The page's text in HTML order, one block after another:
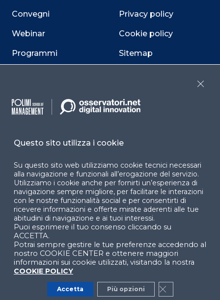
Convegni
Webinar
Programmi
Privacy policy
Cookie policy
Sitemap
Cookie Center
YouTube X
© 2024 Copyright © Politecnico di Milano Dipartimento
Questo sito utilizza i cookie
Su questo sito web utilizziamo cookie tecnici necessari
alla navigazione e funzionali all’erogazione del servizio.
Utilizziamo i cookie anche per fornirti un’esperienza di
navigazione sempre migliore, per facilitare le interazioni
con le nostre funzionalità social e per consentirti di
ricevere informazioni e offerte mirate aderenti alle tue
abitudini di navigazione e ai tuoi interessi.
Puoi esprimere il tuo consenso cliccando su
ACCETTA.
Potrai sempre gestire le tue preferenze accedendo al
nostro COOKIE CENTER e ottenere maggiori
informazioni sui cookie utilizzati, visitando la nostra
COOKIE POLICY
Accetta Più opzioni Close GDPR